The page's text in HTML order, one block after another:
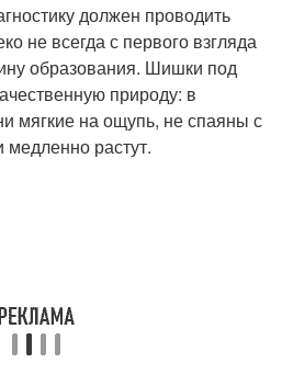
должен проводить
не всегда с первого взгляда
образования. Шишки под
природу: в
мягкие на ощупь, не спаяны с
растут.